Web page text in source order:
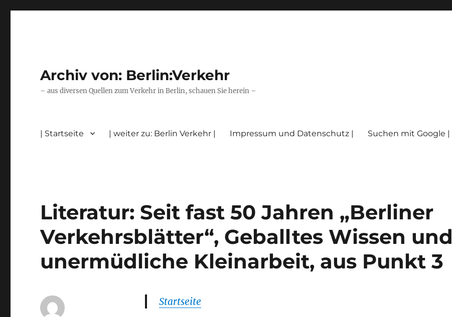
Archiv von: Berlin:Verkehr
– aus diversen Quellen zum Verkehr in Berlin, schauen Sie herein –
| Startseite | weiter zu: Berlin Verkehr | Impressum und Datenschutz | Suchen mit Google |
Literatur: Seit fast 50 Jahren „Berliner
Verkehrsblätter“, Geballtes Wissen und
unermüdliche Kleinarbeit, aus Punkt 3
Startseite